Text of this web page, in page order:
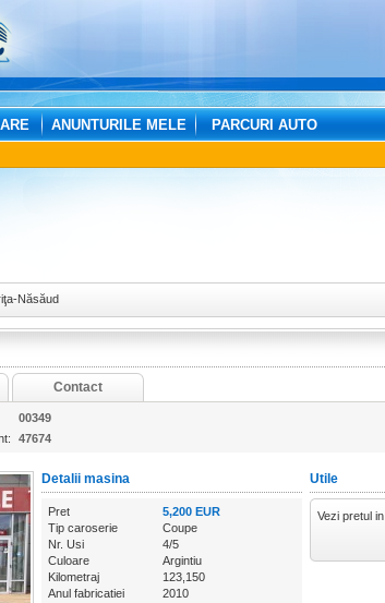
ANUNTURILE MELE PARCURI AUTO
Năsăud
Contact
00349
47674
Detalii masina
Pret
5,200 EUR
Tip caroserie
Coupe
Nr. Usi
4/5
Culoare
Argintiu
Kilometraj
123,150
Anul fabricatiei
2010
Utile
Vezi pretul in